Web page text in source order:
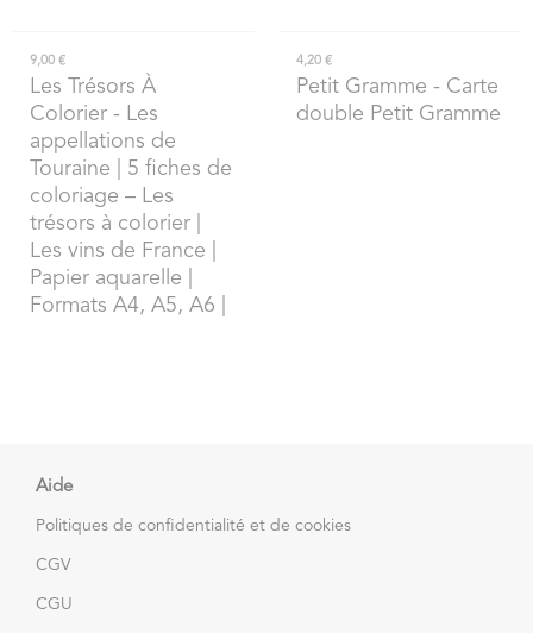
9,00 €
Les Trésors À
Colorier- Les
appellations de
Touraine | 5 fiches de
coloriage – Les
trésors à colorier |
Les vins de France |
Papier aquarelle |
Formats A4, A5, A6 |
4,20 €
Petit Gramme - Carte
double Petit Gramme
Aide
Politiques de confidentialité et de cookies
CGV
CGU